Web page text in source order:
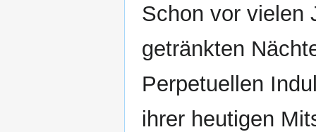
Schon vor vielen
getränkten
Perpetuellen
ihrer heutigen